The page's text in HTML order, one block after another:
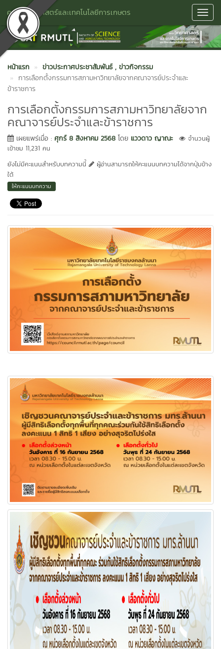
คณะวิทยาศาสตร์และเทคโนโลยีการเกษตร
หน้าแรก ข่าวประกาศประชาสัมพันธ์ , ข่าวกิจกรรม
การเลือกตั้งกรรมการสภามหาวิทยาลัยจากคณาจารย์ประจำและ
ข้าราชการ
การเลือกตั้งกรรมการสภามหาวิทยาลัยจาก
คณาจารย์ประจำและข้าราชการ
เผยแพร่เมื่อ : ศุกร์ 8 สิงหาคม 2568 โดย แววดาว ญาณะ
จำนวนผู้
เข้าชม 11,231 คน
ยังไม่มีคะแนนสำหรับบทความนี้
ผู้อ่านสามารถให้คะแนนบทความได้จากปุ่มข้าง
ใต้
ให้คะแนนบทความ